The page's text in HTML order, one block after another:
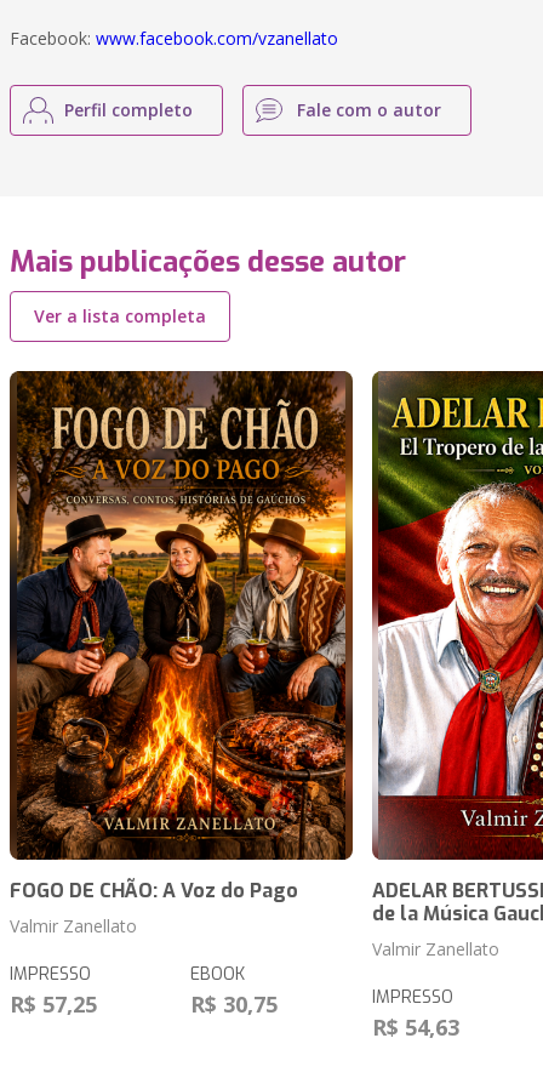
Facebook: www.facebook.com/vzanellato
Perfil completo Fale com o autor
Mais publicações desse autor
Ver a lista completa
FOGO DE CHÃO: A Voz do Pago
Valmir Zanellato
IMPRESSO
R$ 57,25
EBOOK
R$ 30,75
ADELAR
de la Música
Valmir Zanellato
IMPRESSO
R$ 54,63